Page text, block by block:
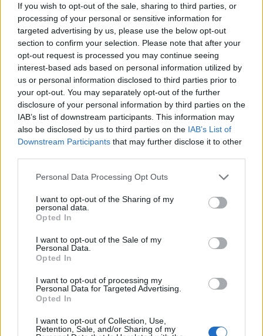
If you wish to opt-out of the sale, sharing to third parties, or
processing of your personal or sensitive information for
targeted advertising by us, please use the below opt-out
section to confirm your selection. Please note that after your
opt-out request is processed you may continue seeing
interest-based ads based on personal information utilized by
us or personal information disclosed to third parties prior to
your opt-out. You may separately opt-out of the further
disclosure of your personal information by third parties on the
IAB’s list of downstream participants. This information may
also be disclosed by us to third parties on the IAB’s List of
Downstream Participants that may further disclose it to other
Please note that this website/app uses one or more Google
not limited to your visit or usage behaviour. You may click to
grant or deny consent to Google and its third-party tags to
use your data for below specified purposes in below Google
consent section.
Personal Data Processing Opt Outs
I want to opt-out of the Sharing of my
personal data.
Opted In
I want to opt-out of the Sale of my
Personal Data.
Opted In
I want to opt-out of processing my
Personal Data for Targeted Advertising.
Opted In
I want to opt-out of Collection, Use,
Retention, Sale, and/or Sharing of my
AI
Redakcja
Reklama
Kontakt
Obserwuj nas
Zacznij pisać, żeby zobaczyć wyniki lub przyciśnij ESC,
by zamknąć
SUBSCRIBE
A customizable modal perfect for newsletters